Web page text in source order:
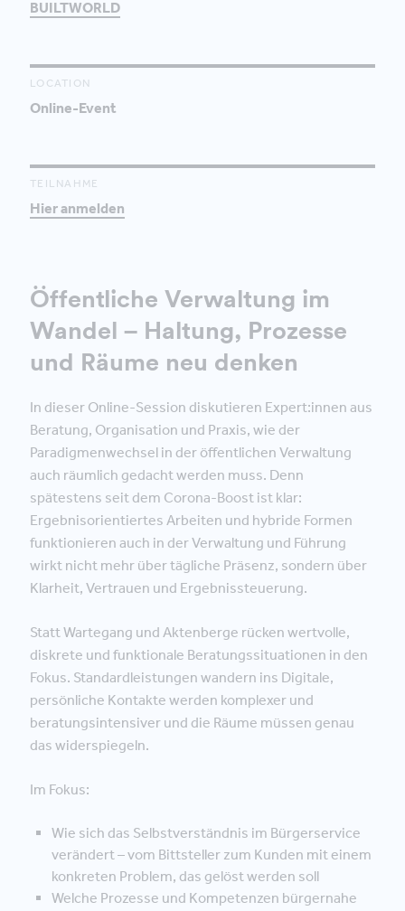
BUILTWORLD
LOCATION
Online-Event
TEILNAHME
Hier anmelden
Öffentliche Verwaltung im
Wandel – Haltung, Prozesse
und Räume neu denken
In dieser Online-Session diskutieren Expert:innen aus
Beratung, Organisation und Praxis, wie der
Paradigmenwechsel in der öffentlichen Verwaltung
auch räumlich gedacht werden muss. Denn
spätestens seit dem Corona-Boost ist klar:
Ergebnisorientiertes Arbeiten und hybride Formen
funktionieren auch in der Verwaltung und Führung
wirkt nicht mehr über tägliche Präsenz, sondern über
Klarheit, Vertrauen und Ergebnissteuerung.
Statt Wartegang und Aktenberge rücken wertvolle,
diskrete und funktionale Beratungssituationen in den
Fokus. Standardleistungen wandern ins Digitale,
persönliche Kontakte werden komplexer und
beratungsintensiver und die Räume müssen genau
das widerspiegeln.
Im Fokus:
Wie sich das Selbstverständnis im Bürgerservice
verändert – vom Bittsteller zum Kunden mit einem
konkreten Problem, das gelöst werden soll
Welche Prozesse und Kompetenzen bürgernahe